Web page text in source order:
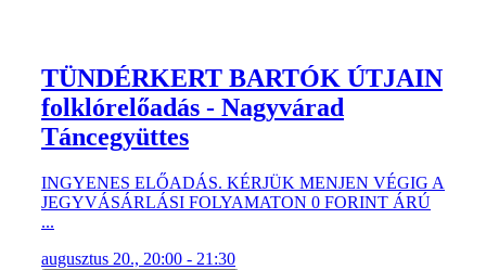
TÜNDÉRKERT BARTÓK ÚTJAIN
folklórelőadás - Nagyvárad
Táncegyüttes
INGYENES ELŐADÁS. KÉRJÜK MENJEN VÉGIG A
JEGYVÁSÁRLÁSI FOLYAMATON 0 FORINT ÁRÚ
...
augusztus 20., 20:00 - 21:30